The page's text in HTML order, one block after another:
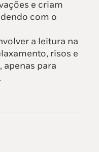
e criam
com o
a leitura na
risos e
apenas para